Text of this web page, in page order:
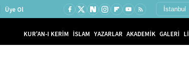
Üye Ol
KUR'AN-I KERİM İSLAM YAZARLAR AKADEMİK GALERİ